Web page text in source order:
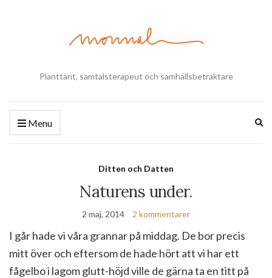
Planttant, samtalsterapeut och samhällsbetraktare
Menu
Ditten och Datten
Naturens under.
2 maj, 2014 2 kommentarer
I går hade vi våra grannar på middag. De bor precis
mitt över och eftersom de hade hört att vi har ett
fågelbo i lagom glutt-höjd ville de gärna ta en titt på